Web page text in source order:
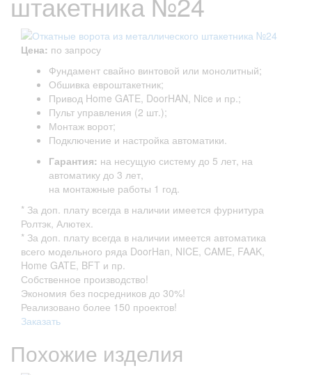
Цена: по запросу
Фундамент свайно винтовой или монолитный;
Обшивка евроштакетник;
Привод Home GATE, DoorHAN, Nice и пр.;
Пульт управления (2 шт.);
Монтаж ворот;
Подключение и настройка автоматики.
Гарантия: на несущую систему до 5 лет, на
автоматику до 3 лет,
на монтажные работы 1 год.
* За доп. плату всегда в наличии имеется фурнитура
Ролтэк, Алютех.
* За доп. плату всегда в наличии имеется автоматика
всего модельного ряда DoorHan, NICE, CAME, FAAK,
Home GATE, BFT и пр.
Собственное производство!
Экономия без посредников до 30%!
Реализовано более 150 проектов!
Заказать
Похожие изделия